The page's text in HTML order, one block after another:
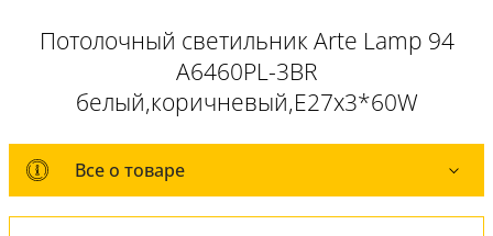
Потолочный светильник Arte Lamp 94
A6460PL-3BR
белый,коричневый,E27x3*60W
Все о товаре
Все о товаре